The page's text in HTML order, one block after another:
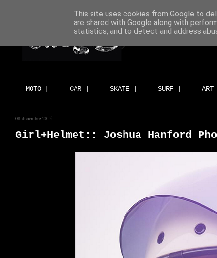
MOTO | CAR | SKATE | SURF |
08 diciembre 2015
Girl+Helmet:: Joshua Hanford
This site uses cookies from Google to
are shared with Google along with
statistics, and to detect and address